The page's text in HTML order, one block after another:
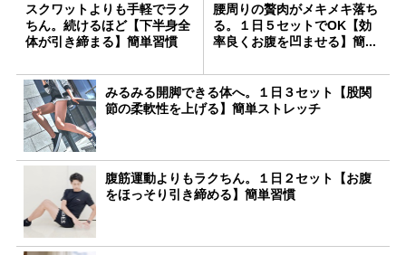
スクワットよりも手軽でラク
ちん。続けるほど【下半身全
体が引き締まる】簡単習慣
腰周りの贅肉がメキメキ落ち
る。１日５セットでOK【効
率良くお腹を凹ませる】簡...
みるみる開脚できる体へ。１日３セット【股関
節の柔軟性を上げる】簡単ストレッチ
腹筋運動よりもラクちん。１日２セット【お腹
をほっそり引き締める】簡単習慣